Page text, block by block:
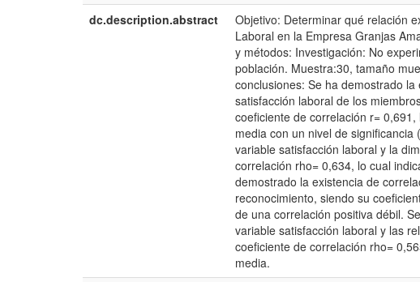
dc.description.abstract
Objetivo: Determinar qué relación
Laboral en la Empresa Granjas
y métodos: Investigación: No
población. Muestra:30, tamaño
conclusiones: Se ha demostrado
satisfacción laboral de los
coeficiente de correlación r=
media con un nivel de
variable satisfacción laboral y la
correlación rho= 0,634, lo cual
demostrado la existencia de
reconocimiento, siendo su
de una correlación positiva débil.
variable satisfacción laboral y las
coeficiente de correlación rho=
media.